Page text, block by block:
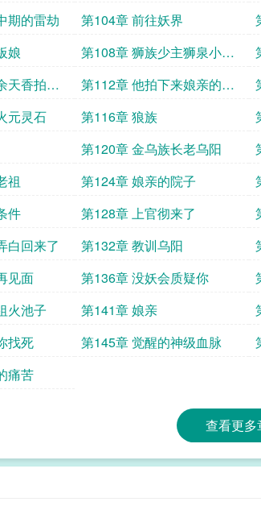
期的雷劫
第104章 前往妖界
娘
第108章 狮族少主狮泉小猪
楚雅彤
天香拍卖
第112章 他拍下来娘亲的耳
坠
元灵石
第116章 狼族
第120章 金乌族长老乌阳
祖
第124章 娘亲的院子
件 第128章 上官彻来了
白回来了 第132章 教训乌阳
见面
第136章 没妖会质疑你
火池子
第141章 娘亲
找死
第145章 觉醒的神级血脉
痛苦
查看更多